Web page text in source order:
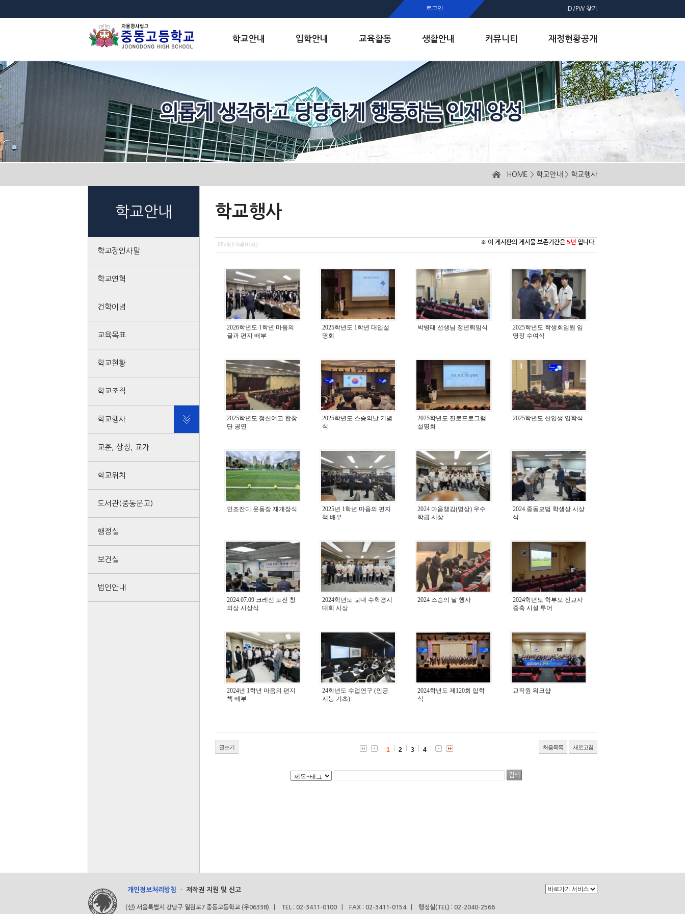
로그인 ID/PW 찾기
학교안내 입학안내 교육활동 생활안내 커뮤니티 재정현황공개
HOME > 학교안내 > 학교행사
학교안내
학교장인사말
학교연혁
건학이념
교육목표
학교현황
학교조직
학교행사
교훈, 상징, 교가
학교위치
도서관(중동문고)
행정실
보건실
법인안내
학교행사
68개(1/4페이지) ※ 이 게시판의 게시물 보존기간은 5년 입니다.
2026학년도 1학년 마음의
글과 편지 배부
2025학년도 1학년 대입설
명회
박병태 선생님 정년퇴임식
2025학년도 학생회임원 임
명장 수여식
2025학년도 정신여고 합창
단 공연
2025학년도 스승의날 기념
식
2025학년도 진로프로그램
설명회
2025학년도 신입생 입학식
인조잔디 운동장 재개장식
2025년 1학년 마음의 편지
책 배부
2024 마음챙김(명상) 우수
학급 시상
2024 중동모범 학생상 시상
식
2024.07.09 크레신 도전 창
의상 시상식
2024학년도 교내 수학경시
대회 시상
2024 스승의 날 행사
2024학년도 학부모 신교사
증축 시설 투어
2024년 1학년 마음의 편지
책 배부
24학년도 수업연구 (인공
지능 기초)
2024학년도 제120회 입학
식
교직원 워크샵
글쓰기 처음목록 새로고침
1 2 3 4
개인정보처리방침 · 저작권 지원 및 신고
(신) 서울특별시 강남구 일원로7 중동고등학교 (우06338) | TEL : 02-3411-0100 | FAX : 02-3411-0154 | 행정실(TEL) : 02-2040-2566